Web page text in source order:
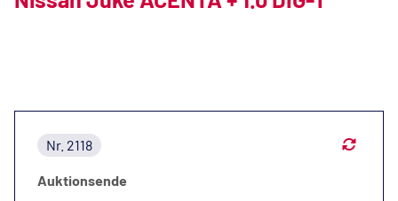
Nr. 2118
Auktionsende